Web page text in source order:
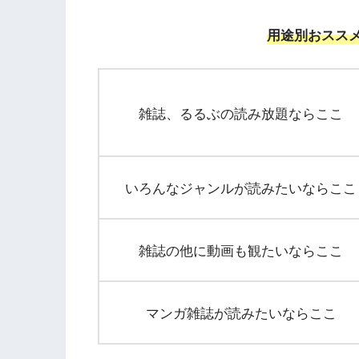
用途別おスス
雑誌、るるぶの読み放題ならここ
いろんなジャンルが読みたいならここ
雑誌の他に動画も観たいならここ
マンガ雑誌が読みたいならここ